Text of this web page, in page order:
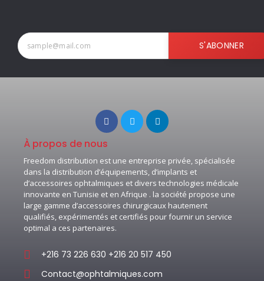
S'ABONNER
À propos de nous
Freedom distribution est une entreprise privée, spécialisée
dans la distribution d’équipements, d’implants et
d’accessoires ophtalmiques et divers technologies médicale
innovante en Tunisie et en Afrique . la société propose une
large gamme d’accessoires chirurgicaux hautement
qualifiés, expérimentés et certifiés pour fournir un service
optimal a ces partenaires.
+216 73 226 630 +216 20 517 450
Contact@ophtalmiques.com